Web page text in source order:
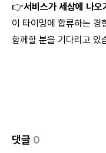
👉서비스가 세상에 나오
이 타이밍에 합류하는 경
함께할 분을 기다리고 있
댓글 0